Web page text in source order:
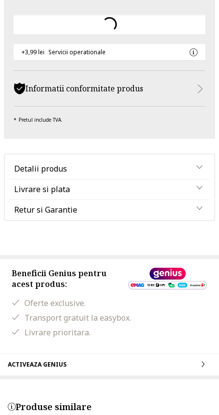
+3,99 lei Servicii operationale
Informatii conformitate produs
Pretul include TVA.
Detalii produs
Livrare si plata
Retur si Garantie
Beneficii Genius pentru
acest produs:
Oferte exclusive.
Transport gratuit la easybox.
Livrare prioritara.
ACTIVEAZA GENIUS
Produse similare